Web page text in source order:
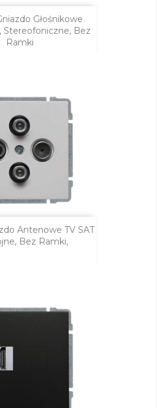
Głośnikowe
Stereofoniczne, Bez
Ramki
Antenowe TV SAT
Bez Ramki,